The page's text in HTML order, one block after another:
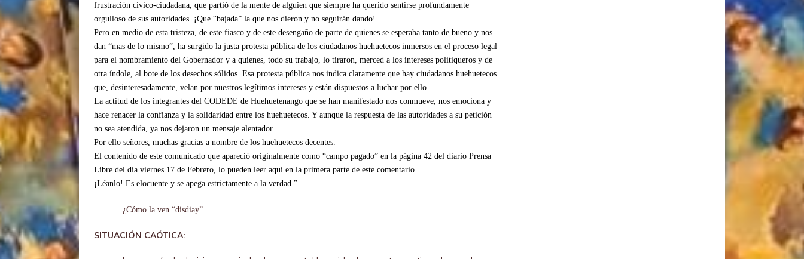
frustración cívico-ciudadana, que partió de la mente de alguien que siempre ha querido sentirse profundamente
orgulloso de sus autoridades. ¡Que “bajada” la que nos dieron y no seguirán dando!
Pero en medio de esta tristeza, de este fiasco y de este desengaño de parte de quienes se esperaba tanto de bueno y nos
dan “mas de lo mismo”, ha surgido la justa protesta pública de los ciudadanos huehuetecos inmersos en el proceso legal
para el nombramiento del Gobernador y a quienes, todo su trabajo, lo tiraron, merced a los intereses politiqueros y de
otra índole, al bote de los desechos sólidos. Esa protesta pública nos indica claramente que hay ciudadanos huehuetecos
que, desinteresadamente, velan por nuestros legítimos intereses y están dispuestos a luchar por ello.
La actitud de los integrantes del CODEDE de Huehuetenango que se han manifestado nos conmueve, nos emociona y
hace renacer la confianza y la solidaridad entre los huehuetecos. Y aunque la respuesta de las autoridades a su petición
no sea atendida, ya nos dejaron un mensaje alentador.
Por ello señores, muchas gracias a nombre de los huehuetecos decentes.
El contenido de este comunicado que apareció originalmente como “campo pagado” en la página 42 del diario Prensa
Libre del día viernes 17 de Febrero, lo pueden leer aquí en la primera parte de este comentario..
¡Léanlo! Es elocuente y se apega estrictamente a la verdad.”
¿Cómo la ven “disdiay”
SITUACIÓN CAÓTICA: